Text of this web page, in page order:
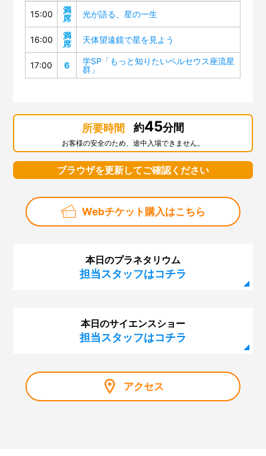
15:00
満
席
光が語る、星の一生
16:00
満
席
天体望遠鏡で星を見よう
17:00 6
学SP「もっと知りたいペルセウス座流星
群」
所要時間 約45分間
お客様の安全のため、途中入場できません。
ブラウザを更新してご確認ください
Webチケット購入はこちら
本日のプラネタリウム
担当スタッフはコチラ
本日のサイエンスショー
担当スタッフはコチラ
アクセス